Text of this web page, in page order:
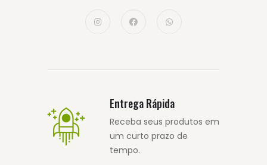
Entrega Rápida
Receba seus produtos em
um curto prazo de
tempo.